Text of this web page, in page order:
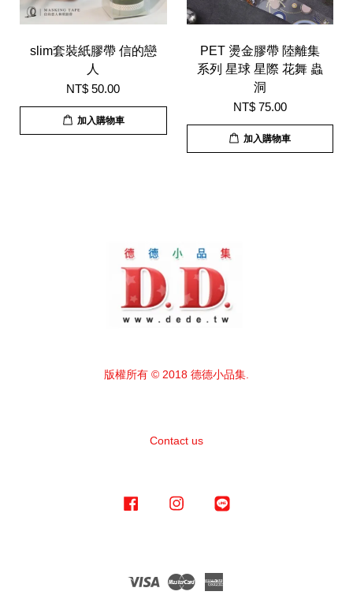
slim套裝紙膠帶 信的戀
人
NT$ 50.00
加入購物車
PET 燙金膠帶 陸離集
系列 星球 星際 花舞 蟲
洞
NT$ 75.00
加入購物車
版權所有 © 2018 德德小品集.
Contact us
Facebook Instagram
Visa Master